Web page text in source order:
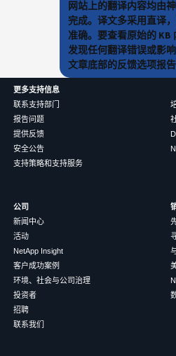
网站上的翻译内容均由
完成。译文多采用直译
准确。要查看原始的
发现任何翻译错误或影
文章底部的反馈选项报告
更多支持信息
联系支持部门
报告问题
提供反馈
安全公告
支持策略和支持服务
公司
新闻中心
活动
NetApp Insight
客户成功案例
环境、社会与公司治理
投资者
招聘
联系我们